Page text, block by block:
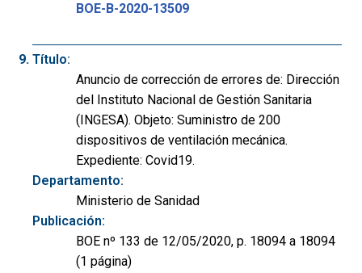
BOE-B-2020-13509
Título:
Anuncio de corrección de errores de: Dirección
del Instituto Nacional de Gestión Sanitaria
(INGESA). Objeto: Suministro de 200
dispositivos de ventilación mecánica.
Expediente: Covid19.
Departamento:
Ministerio de Sanidad
Publicación:
BOE nº 133 de 12/05/2020, p. 18094 a 18094
(1 página)